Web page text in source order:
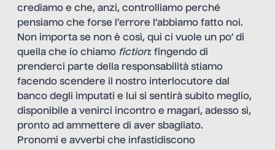
crediamo e che, anzi, controlliamo perché
pensiamo che forse l’errore l’abbiamo fatto noi.
Non importa se non è così, qui ci vuole un po’ di
quella che io chiamo fiction: fingendo di
prenderci parte della responsabilità stiamo
facendo scendere il nostro interlocutore dal
banco degli imputati e lui si sentirà subito meglio,
disponibile a venirci incontro e magari, adesso sì,
pronto ad ammettere di aver sbagliato.
Pronomi e avverbi che infastidiscono